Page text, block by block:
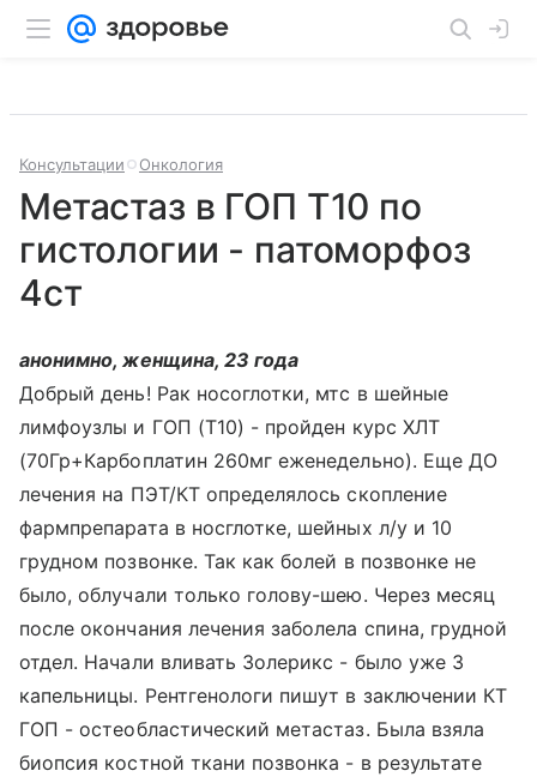
Консультации Онкология
Метастаз в ГОП Т10 по
гистологии - патоморфоз
4ст
анонимно, женщина, 23 года
Добрый день! Рак носоглотки, мтс в шейные
лимфоузлы и ГОП (Т10) - пройден курс ХЛТ
(70Гр+Карбоплатин 260мг еженедельно). Еще ДО
лечения на ПЭТ/КТ определялось скопление
фармпрепарата в носглотке, шейных л/у и 10
грудном позвонке. Так как болей в позвонке не
было, облучали только голову-шею. Через месяц
после окончания лечения заболела спина, грудной
отдел. Начали вливать Золерикс - было уже 3
капельницы. Рентгенологи пишут в заключении КТ
ГОП - остеобластический метастаз. Была взяла
биопсия костной ткани позвонка - в результате